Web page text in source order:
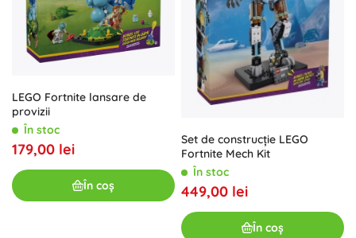
LEGO Fortnite lansare de
provizii
În stoc
179,00 lei
În coș
Set de construcție LEGO
Fortnite Mech Kit
În stoc
449,00 lei
În coș